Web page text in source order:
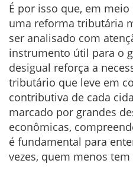
É por isso que, em
uma reforma tributária
ser analisado com
instrumento útil para o
desigual reforça a
tributário que leve em
contributiva de cada
marcado por grandes
econômicas,
é fundamental para
vezes, quem menos